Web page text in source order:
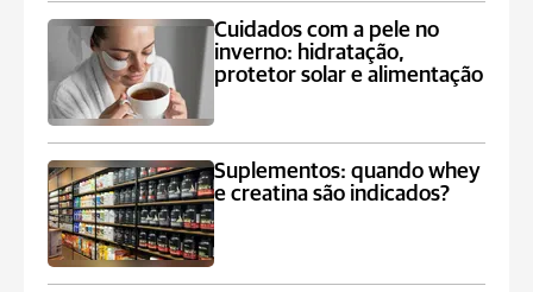
Cuidados com a pele no
inverno: hidratação,
protetor solar e alimentação
Suplementos: quando whey
e creatina são indicados?